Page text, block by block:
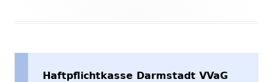
Haftpflichtkasse Darmstadt VVaG